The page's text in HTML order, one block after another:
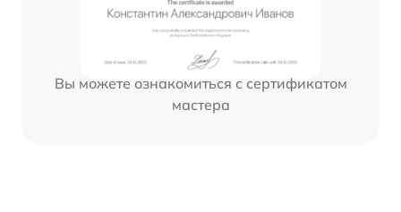
Вы можете ознакомиться с сертификатом
мастера